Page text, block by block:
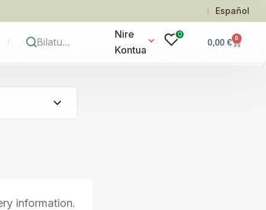
Español
Nire
Kontua
0
0,00 € 0
information.